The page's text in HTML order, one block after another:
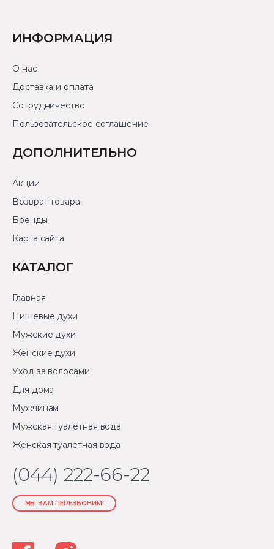
ИНФОРМАЦИЯ
О нас
Доставка и оплата
Сотрудничество
Пользовательское соглашение
ДОПОЛНИТЕЛЬНО
Акции
Возврат товара
Бренды
Карта сайта
КАТАЛОГ
Главная
Нишевые духи
Мужские духи
Женские духи
Уход за волосами
Для дома
Мужчинам
Мужская туалетная вода
Женская туалетная вода
(044) 222-66-22
МЫ ВАМ ПЕРЕЗВОНИМ!